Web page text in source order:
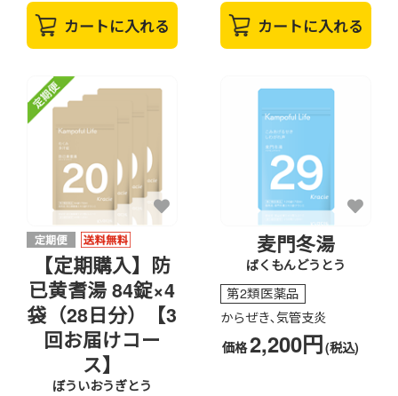
カートに入れる カートに入れる
【定期購入】防
已黄耆湯 84錠×4
袋（28日分）【3
回お届けコー
ス】
ぼういおうぎとう
麦門冬湯
ばくもんどうとう
第2類医薬品
からぜき､気管支炎
価格2,200円(税込)